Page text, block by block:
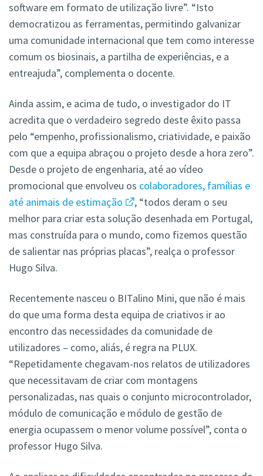
software em formato de utilização livre”. “Isto
democratizou as ferramentas, permitindo galvanizar
uma comunidade internacional que tem como interesse
comum os biosinais, a partilha de experiências, e a
entreajuda”, complementa o docente.
Ainda assim, e acima de tudo, o investigador do IT
acredita que o verdadeiro segredo deste êxito passa
pelo “empenho, profissionalismo, criatividade, e paixão
com que a equipa abraçou o projeto desde a hora zero”.
Desde o projeto de engenharia, até ao vídeo
promocional que envolveu os colaboradores, famílias e
até animais de estimação
, “todos deram o seu
melhor para criar esta solução desenhada em Portugal,
mas construída para o mundo, como fizemos questão
de salientar nas próprias placas”, realça o professor
Hugo Silva.
Recentemente nasceu o BITalino Mini, que não é mais
do que uma forma desta equipa de criativos ir ao
encontro das necessidades da comunidade de
utilizadores – como, aliás, é regra na PLUX.
“Repetidamente chegavam-nos relatos de utilizadores
que necessitavam de criar com montagens
personalizadas, nas quais o conjunto microcontrolador,
módulo de comunicação e módulo de gestão de
energia ocupassem o menor volume possível”, conta o
professor Hugo Silva.